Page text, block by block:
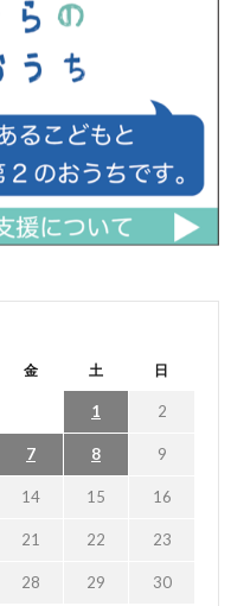
金 土 日
1 2
7 8 9
14 15 16
21 22 23
28 29 30